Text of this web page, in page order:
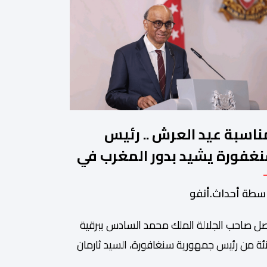
عيد العرش .. رئيس
يشيد بدور المغرب في
الحوار بين الأديان
أحداث.أنفو
صاحب الجلالة الملك محمد السادس ببرقية
من رئيس جمهورية سنغافورة، السيد ثارمان